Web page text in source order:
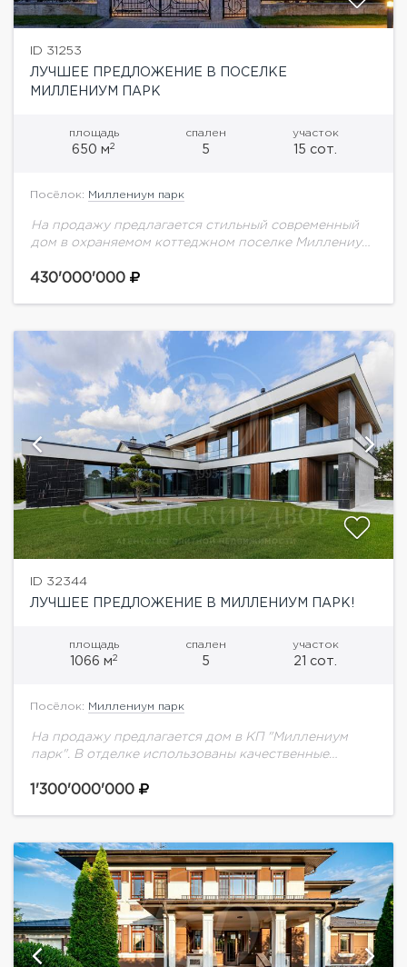
ID 31253
ЛУЧШЕЕ ПРЕДЛОЖЕНИЕ В ПОСЕЛКЕ
МИЛЛЕНИУМ ПАРК
площадь
650 м2
спален
5
участок
15 сот.
Посёлок: Миллениум парк
На продажу предлагается стильный современный
дом в охраняемом коттеджном поселке Миллениум
ремонт.Планировка дома:1 этаж: 3 гардероба,
430'000'000
ID 32344
ЛУЧШЕЕ ПРЕДЛОЖЕНИЕ В МИЛЛЕНИУМ ПАРК!
площадь
1066 м2
спален
5
участок
21 сот.
Посёлок: Миллениум парк
На продажу предлагается дом в КП "Миллениум
парк". В отделке использованы качественные
Панорамное остекление Alutech. Сантехника
1'300'000'000